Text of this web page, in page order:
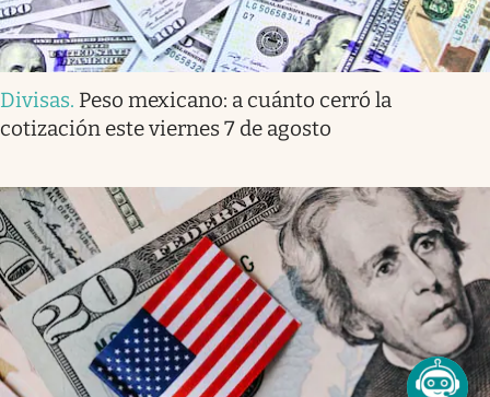
Divisas. Peso mexicano: a cuánto cerró la
cotización este viernes 7 de agosto